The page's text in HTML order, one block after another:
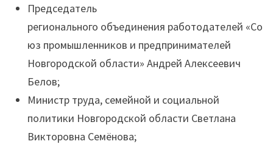
Председатель
регионального объединения работодателей «Со
юз промышленников и предпринимателей
Новгородской области» Андрей Алексеевич
Белов;
Министр труда, семейной и социальной
политики Новгородской области Светлана
Викторовна Семёнова;